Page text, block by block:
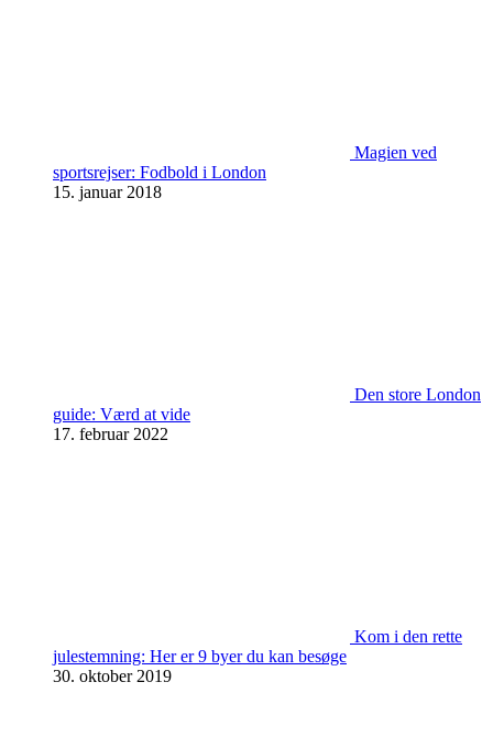
Magien ved
sportsrejser: Fodbold i London
15. januar 2018
Den store London
guide: Værd at vide
17. februar 2022
Kom i den rette
julestemning: Her er 9 byer du kan besøge
30. oktober 2019